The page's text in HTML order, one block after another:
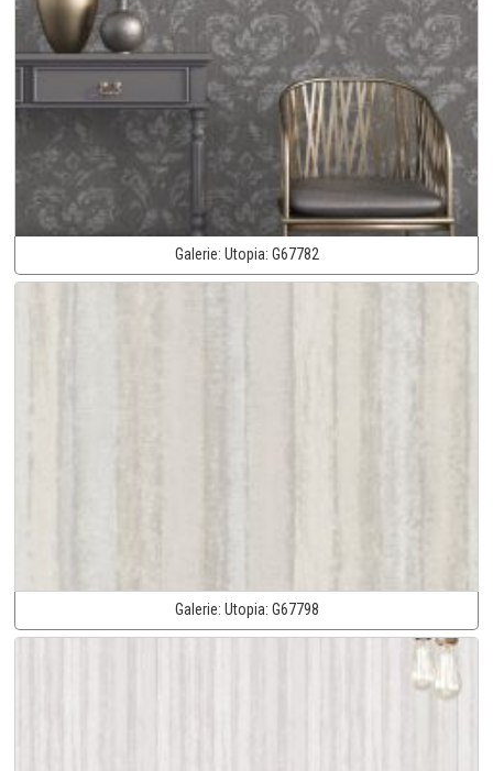
Galerie: Utopia: G67782
Galerie: Utopia: G67798